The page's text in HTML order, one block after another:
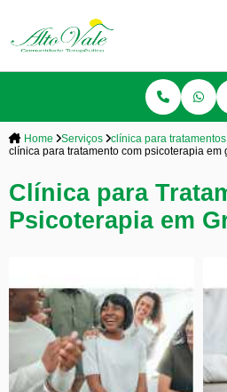
Home Serviços
clínica para
clínica para tratamento com psicoterapia em
Clínica para
Psicoterapia em